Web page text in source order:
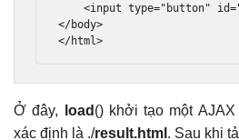
<input type="button" id=
</body>
</html>
Ở đây, load () khởi tạo một
xác định là ./result.html . Sau khi